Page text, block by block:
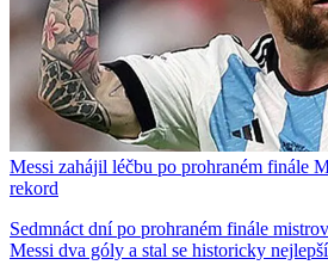
Messi zahájil léčbu po prohraném finále
rekord
Sedmnáct dní po prohraném finále
Messi dva góly a stal se historicky